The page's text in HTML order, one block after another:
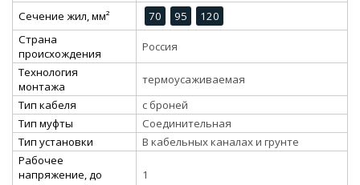
Сечение жил, мм²
70 95
120
Страна
происхождения
Россия
Технология
монтажа
термоусаживаемая
Тип кабеля
с броней
Тип муфты
Соединительная
Тип установки
В кабельных каналах и грунте
Рабочее
напряжение, до
1